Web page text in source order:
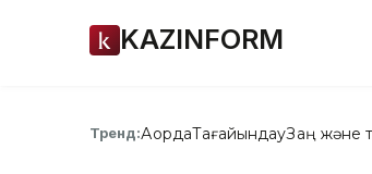
KAZINFORM
Тренд:АқордаТағайындауЗаң және